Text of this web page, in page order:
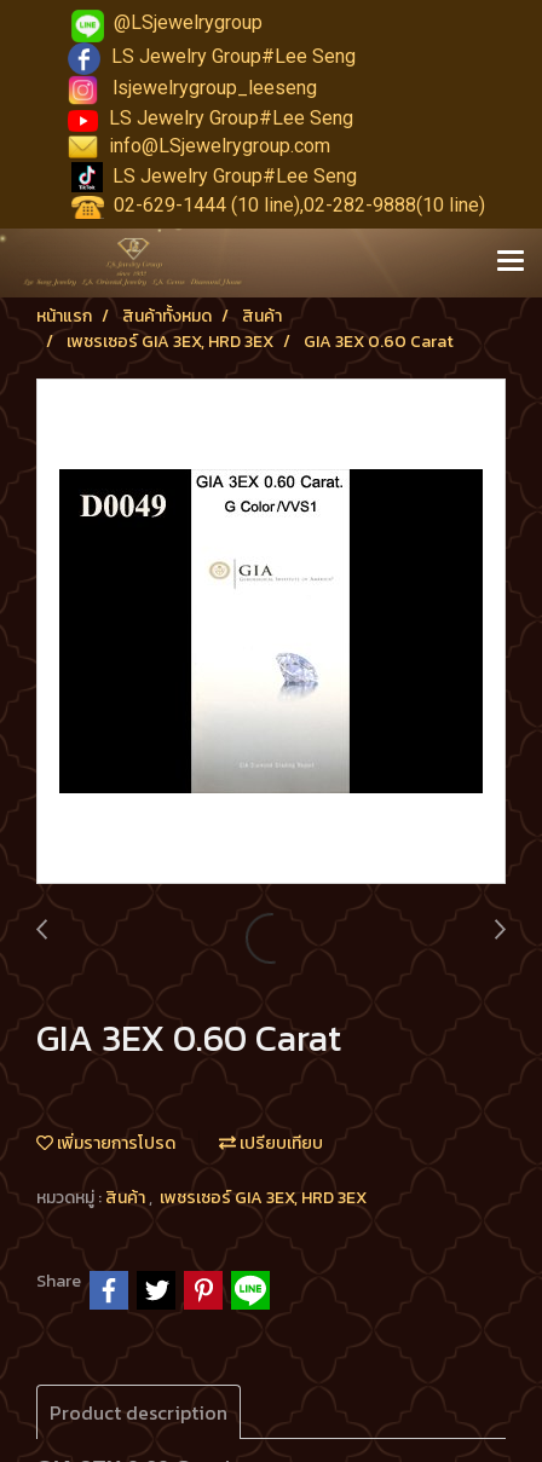
@LSjewelrygroup
LS Jewelry Group#Lee Seng
lsjewelrygroup_leeseng
LS Jewelry Group#Lee Seng
info@LSjewelrygroup.com
LS Jewelry Group#Lee Seng
02-629-1444 (10 line),02-282-9888(10 line)
หน้าแรก สินค้าทั้งหมด
สินค้า
เพชรเซอร์ GIA 3EX, HRD 3EX
GIA 3EX 0.60 Carat
GIA 3EX 0.60 Carat
เพิ่มรายการโปรด เปรียบเทียบ
หมวดหมู่ :สินค้า, เพชรเซอร์ GIA 3EX, HRD 3EX
Share
Product description